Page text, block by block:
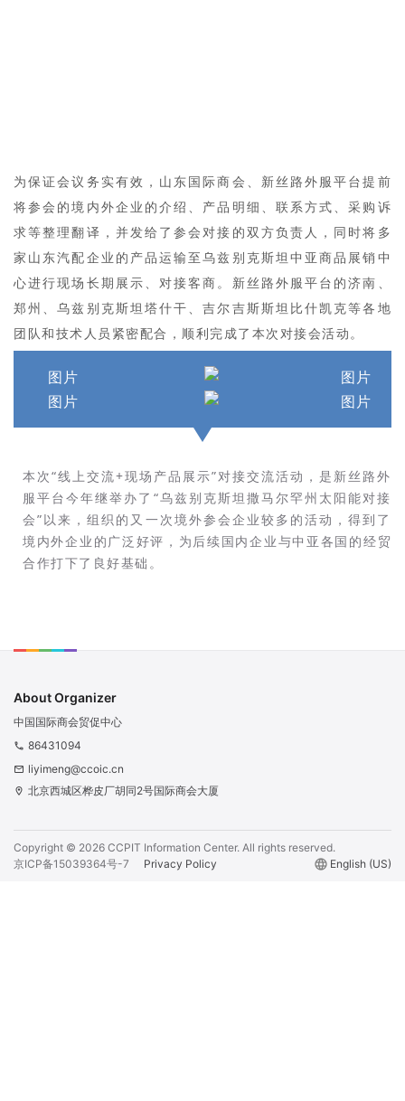
为保证会议务实有效，山东国际商会、新丝路外服平台提前
将参会的境内外企业的介绍、产品明细、联系方式、采购诉
求等整理翻译，并发给了参会对接的双方负责人，同时将多
家山东汽配企业的产品运输至乌兹别克斯坦中亚商品展销中
心进行现场长期展示、对接客商。新丝路外服平台的济南、
郑州、乌兹别克斯坦塔什干、吉尔吉斯斯坦比什凯克等各地
团队和技术人员紧密配合，顺利完成了本次对接会活动。
本次“线上交流+现场产品展示”对接交流活动，是新丝路外
服平台今年继举办了“乌兹别克斯坦撒马尔罕州太阳能对接
会”以来，组织的又一次境外参会企业较多的活动，得到了
境内外企业的广泛好评，为后续国内企业与中亚各国的经贸
合作打下了良好基础。
About Organizer
中国国际商会贸促中心
phone 86431094
email liyimeng@ccoic.cn
location_on 北京西城区桦皮厂胡同2号国际商会大厦
Copyright © 2026 CCPIT Information Center. All rights reserved.
京ICP备15039364号-7
Privacy Policy language English (US)